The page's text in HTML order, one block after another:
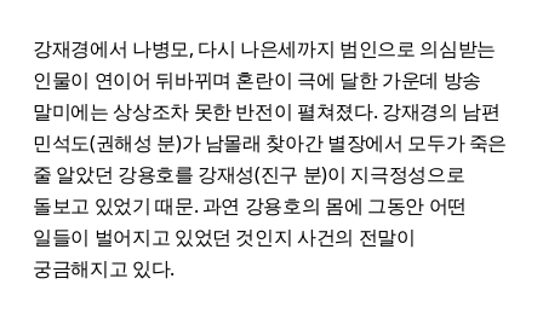
강재경에서 나병모, 다시 나은세까지 범인으로 의심받는
인물이 연이어 뒤바뀌며 혼란이 극에 달한 가운데 방송
말미에는 상상조차 못한 반전이 펼쳐졌다. 강재경의 남편
민석도(권해성 분)가 남몰래 찾아간 별장에서 모두가 죽은
줄 알았던 강용호를 강재성(진구 분)이 지극정성으로
돌보고 있었기 때문. 과연 강용호의 몸에 그동안 어떤
일들이 벌어지고 있었던 것인지 사건의 전말이
궁금해지고 있다.